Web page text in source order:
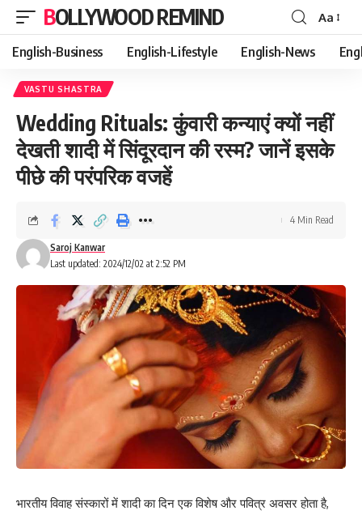
BOLLYWOOD REMIND
Font
Resizer
Aa
English-Business English-Lifestyle English-News
VASTU SHASTRA
Wedding Rituals: कुंवारी कन्याएं क्यों नहीं
देखती शादी में सिंदूरदान की रस्म? जानें इसके
पीछे की परंपरिक वजहें
Last updated: 2024/12/02 at 2:52 PM
Saroj Kanwar
4 Min Read
भारतीय विवाह संस्कारों में शादी का दिन एक विशेष और पवित्र अवसर होता है,